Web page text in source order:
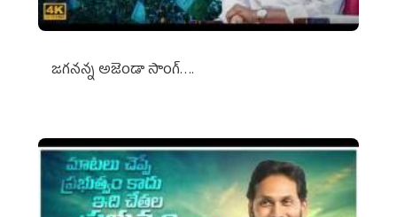
జగనన్న అజెండా సాంగ్….